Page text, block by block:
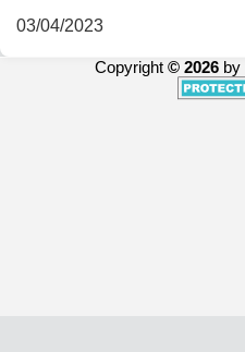
03/04/2023
Copyright © 2026 by